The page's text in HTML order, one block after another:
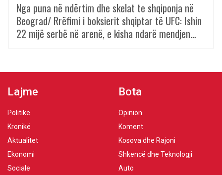
Nga puna në ndërtim dhe skelat te shqiponja në
Beograd/ Rrëfimi i boksierit shqiptar të UFC: Ishin
22 mijë serbë në arenë, e kisha ndarë mendjen…
Lajme
Politikë
Kronikë
Aktualitet
Ekonomi
Sociale
Bota
Opinion
Koment
Kosova dhe Rajoni
Shkencë dhe Teknologji
Auto